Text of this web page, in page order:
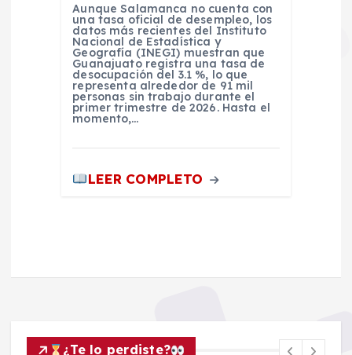
Aunque Salamanca no cuenta con
una tasa oficial de desempleo, los
datos más recientes del Instituto
Nacional de Estadística y
Geografía (INEGI) muestran que
Guanajuato registra una tasa de
desocupación del 3.1 %, lo que
representa alrededor de 91 mil
personas sin trabajo durante el
primer trimestre de 2026. Hasta el
momento,…
LEER COMPLETO
¿Te lo perdiste?